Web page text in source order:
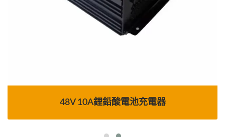
48V 10A鋰鉛酸電池充電器